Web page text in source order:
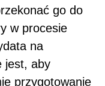
go do
w procesie
na
jest, aby
przygotowanie